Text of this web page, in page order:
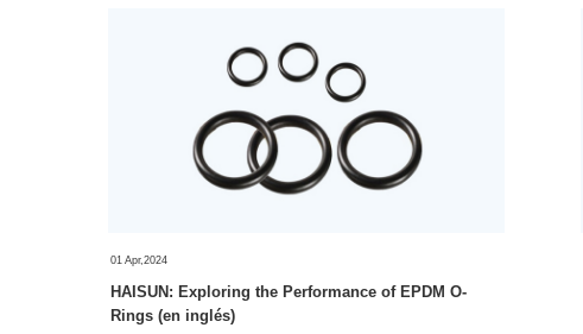
01 Apr,2024
HAISUN: Exploring the Performance of EPDM O-
Rings (en inglés)